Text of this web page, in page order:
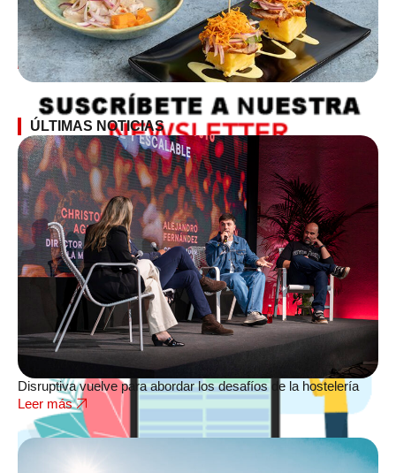
SUSCRÍBETE A LA NEWSLETTER
ÚLTIMAS NOTICIAS
Disruptiva vuelve para abordar los desafíos de la hostelería
Leer más